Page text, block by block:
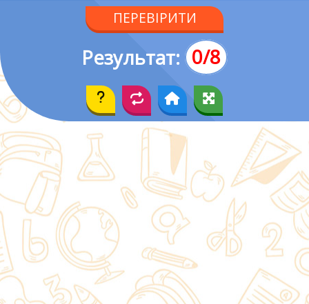
2
Результат: 0/8
ПЕРЕВІРИТИ